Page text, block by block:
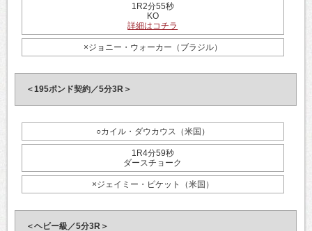
1R2分55秒
KO
詳細はコチラ
×ジョニー・ウォーカー（ブラジル）
＜195ポンド契約／5分3R＞
○カイル・ダウカウス（米国）
1R4分59秒
ダースチョーク
×ジェイミー・ピケット（米国）
＜ヘビー級／5分3R＞